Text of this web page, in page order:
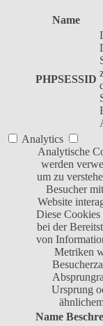
Name
PHPSESSID
Analytics
Analytische
werden
um zu
Besucher
Website
Diese Cookies
bei der
von
Metriken
Ursprung
Name